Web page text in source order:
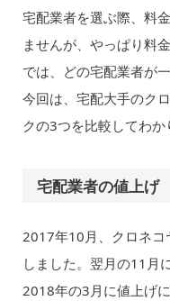
宅配業者を選ぶ際、料
ませんが、やっぱり料
では、どの宅配業者が
今回は、宅配大手のク
クの3つを比較してわか
宅配業者の値上げ
2017年10月、クロネコ
しました。翌月の11月
2018年の3月に値上げに